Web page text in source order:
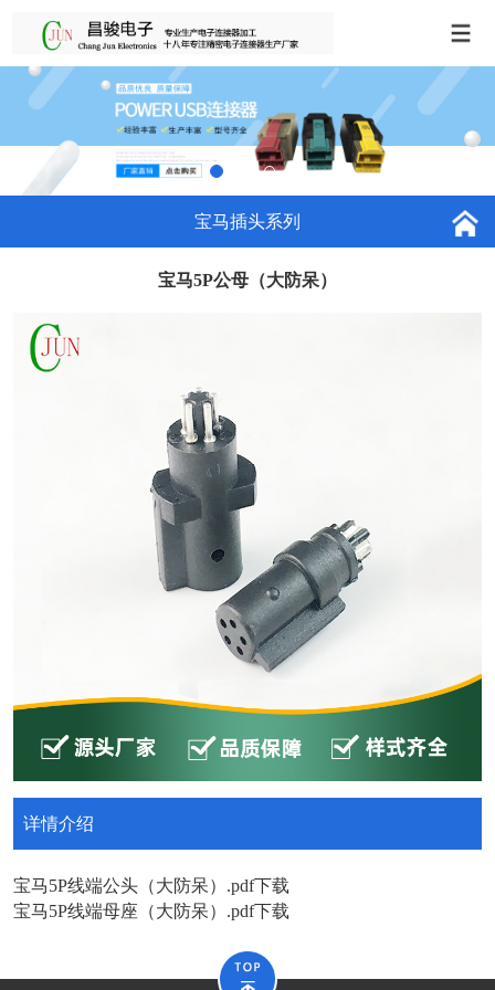
宝马插头系列
宝马5P公母（大防呆）
详情介绍
宝马5P线端公头（大防呆）.pdf下载
宝马5P线端母座（大防呆）.pdf下载